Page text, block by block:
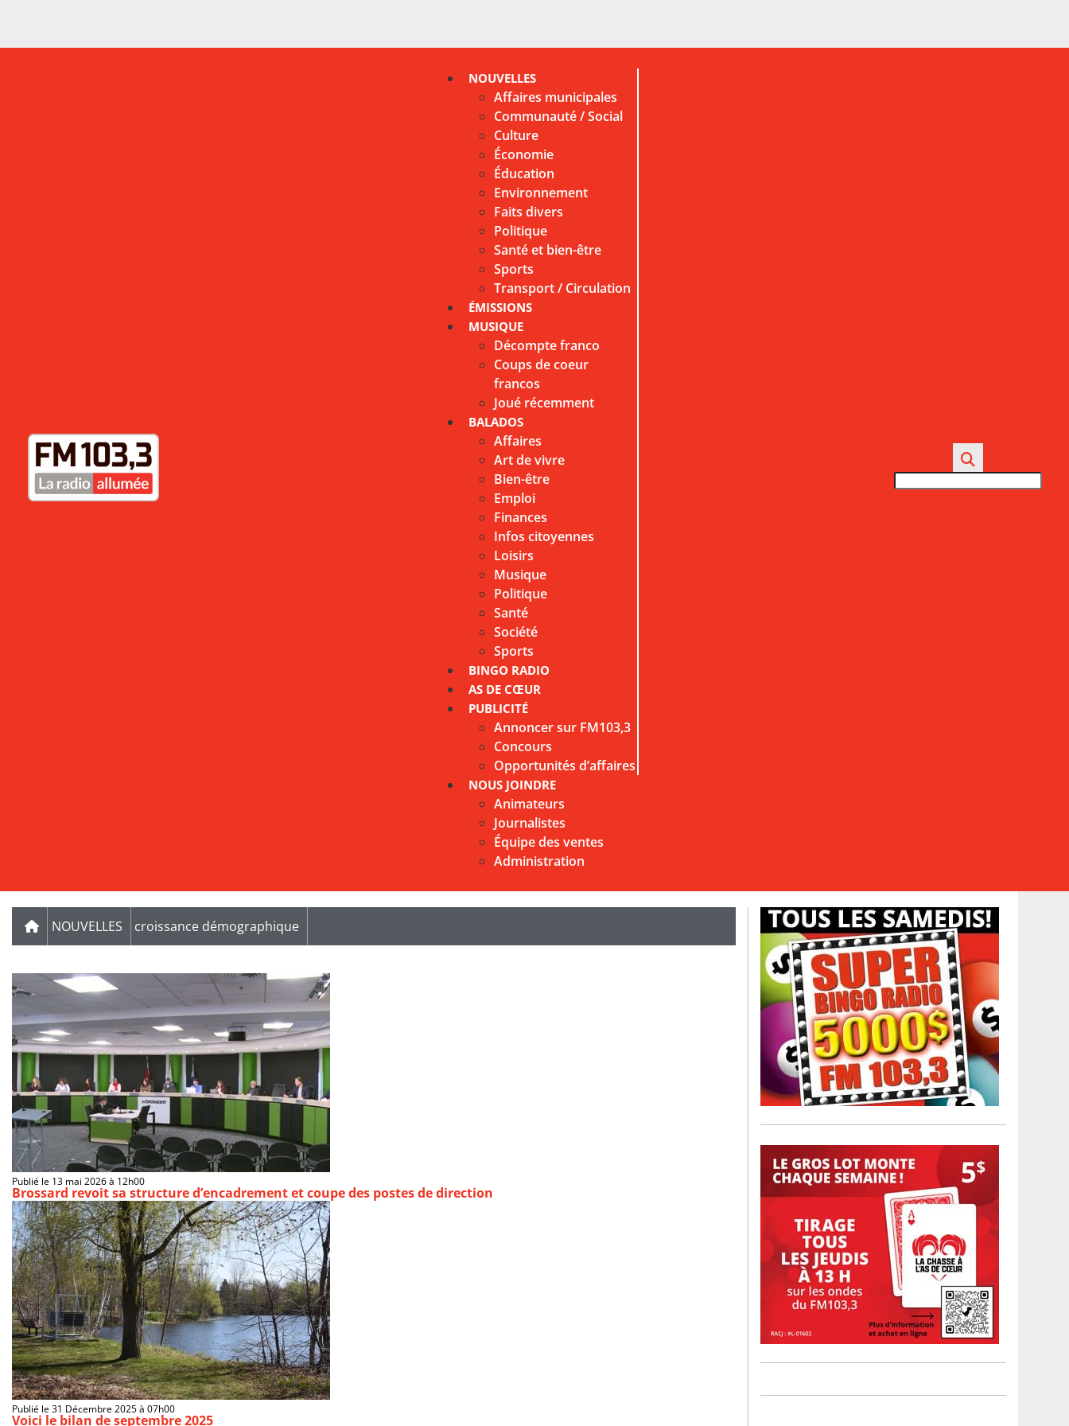
NOUVELLES
Affaires municipales
Communauté / Social
Culture
Économie
Éducation
Environnement
Faits divers
Politique
Santé et bien-être
Sports
Transport / Circulation
ÉMISSIONS
MUSIQUE
Décompte franco
Coups de coeur
francos
Joué récemment
BALADOS
Affaires
Art de vivre
Bien-être
Emploi
Finances
Infos citoyennes
Loisirs
Musique
Politique
Santé
Société
Sports
BINGO RADIO
AS DE CŒUR
PUBLICITÉ
Annoncer sur FM103,3
Concours
Opportunités d’affaires
NOUS JOINDRE
Animateurs
Journalistes
Équipe des ventes
Administration
NOUVELLES croissance démographique
Publié le 13 mai 2026 à 12h00
Brossard revoit sa structure d’encadrement et coupe des postes de direction
Publié le 31 Décembre 2025 à 07h00
Voici le bilan de septembre 2025